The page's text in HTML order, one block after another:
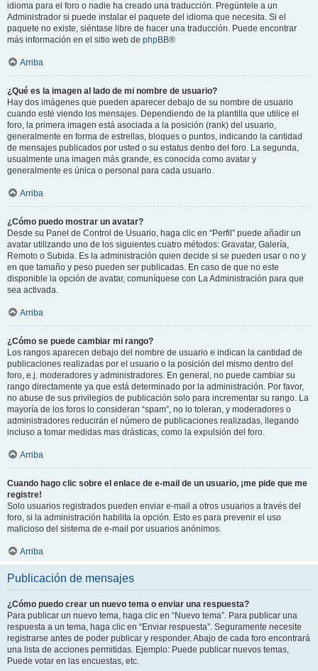
idioma para el foro o nadie ha creado una traducción. Pregúntele a un
Administrador si puede instalar el paquete del idioma que necesita. Si el
paquete no existe, siéntase libre de hacer una traducción. Puede encontrar
más información en el sitio web de phpBB®
Arriba
¿Qué es la imagen al lado de mi nombre de usuario?
Hay dos imágenes que pueden aparecer debajo de su nombre de usuario
cuando esté viendo los mensajes. Dependiendo de la plantilla que utilice el
foro, la primera imagen está asociada a la posición (rank) del usuario,
generalmente en forma de estrellas, bloques o puntos, indicando la cantidad
de mensajes publicados por usted o su estatus dentro del foro. La segunda,
usualmente una imagen más grande, es conocida como avatar y
generalmente es única o personal para cada usuario.
Arriba
¿Cómo puedo mostrar un avatar?
Desde su Panel de Control de Usuario, haga clic en “Perfil” puede añadir un
avatar utilizando uno de los siguientes cuatro métodos: Gravatar, Galería,
Remoto o Subida. Es la administración quien decide si se pueden usar o no y
en que tamaño y peso pueden ser publicadas. En caso de que no este
disponible la opción de avatar, comuníquese con La Administración para que
sea activada.
Arriba
¿Cómo se puede cambiar mi rango?
Los rangos aparecen debajo del nombre de usuario e indican la cantidad de
publicaciones realizadas por el usuario o la posición del mismo dentro del
foro, e.j. moderadores y administradores. En general, no puede cambiar su
rango directamente ya que está determinado por la administración. Por favor,
no abuse de sus privilegios de publicación solo para incrementar su rango. La
mayoría de los foros lo consideran “spam”, no lo toleran, y moderadores o
administradores reducirán el número de publicaciones realizadas, llegando
incluso a tomar medidas mas drásticas, como la expulsión del foro.
Arriba
Cuando hago clic sobre el enlace de e-mail de un usuario, ¡me pide que me
registre!
Solo usuarios registrados pueden enviar e-mail a otros usuarios a través del
foro, si la administración habilita la opción. Esto es para prevenir el uso
malicioso del sistema de e-mail por usuarios anónimos.
Arriba
Publicación de mensajes
¿Cómo puedo crear un nuevo tema o enviar una respuesta?
Para publicar un nuevo tema, haga clic en “Nuevo tema”. Para publicar una
respuesta a un tema, haga clic en “Enviar respuesta”. Seguramente necesite
registrarse antes de poder publicar y responder. Abajo de cada foro encontrará
una lista de acciones permitidas. Ejemplo: Puede publicar nuevos temas,
Puede votar en las encuestas, etc.